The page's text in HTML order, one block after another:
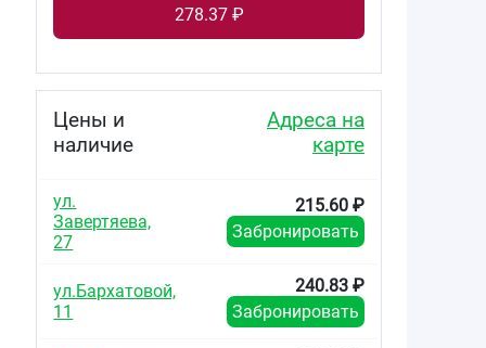
278.37 ₽
Цены и
наличие
Адреса на
карте
ул.
Завертяева,
27
215.60 ₽
Забронировать
ул.Бархатовой,
11
240.83 ₽
Забронировать